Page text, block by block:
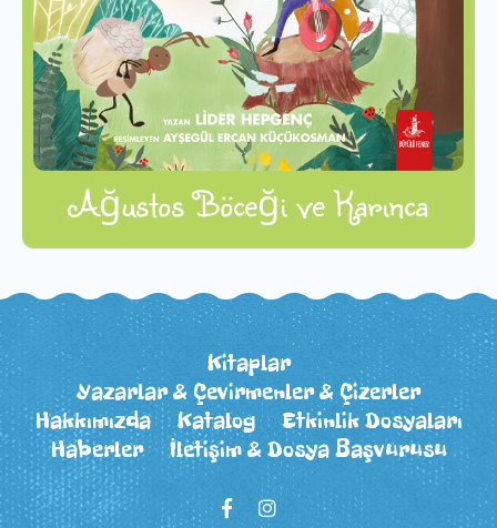
Ağustos Böceği ve Karınca
Kitaplar
Yazarlar & Çevirmenler & Çizerler
Hakkımızda
Katalog
Etkinlik Dosyaları
Haberler
İletişim & Dosya Başvurusu